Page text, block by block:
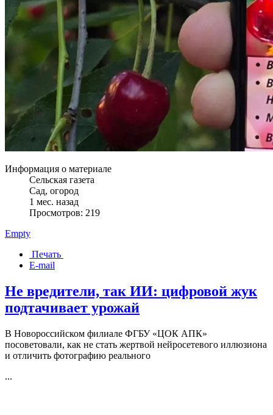
Информация о материале
Сельская газета
Сад, огород
1 мес. назад
Просмотров: 219
Empty
Печать
E-mail
Не вредители, так ИИ: цифровой жук
подтачивает урожай
В Новороссийском филиале ФГБУ «ЦОК АПК»
посоветовали, как не стать жертвой нейросетевого иллюзиона
и отличить фотографию реального
...